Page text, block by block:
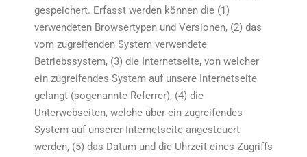
gespeichert. Erfasst werden können die (1)
verwendeten Browsertypen und Versionen, (2) das
vom zugreifenden System verwendete
Betriebssystem, (3) die Internetseite, von welcher
ein zugreifendes System auf unsere Internetseite
gelangt (sogenannte Referrer), (4) die
Unterwebseiten, welche über ein zugreifendes
System auf unserer Internetseite angesteuert
werden, (5) das Datum und die Uhrzeit eines Zugriffs